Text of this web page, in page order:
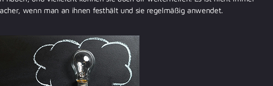
wenn man an ihnen festhält und sie regelmäßig anwendet.